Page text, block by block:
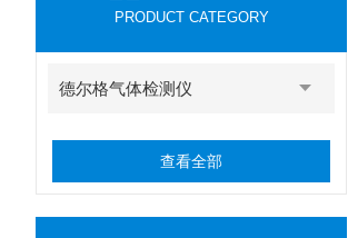
PRODUCT CATEGORY
德尔格气体检测仪
查看全部